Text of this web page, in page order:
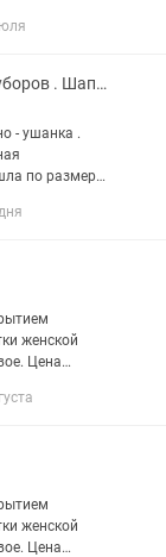
надевала
Продажа головных уборов . Шапка-ушанка
- ушанка .
по размеру.
. Цена
женской
Цена
Рубашечный
женской
Цена